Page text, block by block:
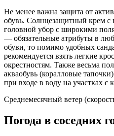
Не менее важна защита от
обувь. Солнцезащитный крем с
головной убор с широкими
— обязательные атрибуты в
обуви, то помимо удобных
рекомендуется взять легкие
окрестностям. Также весьма
акваобувь (коралловые
при входе в воду на участках с
Среднемесячный ветер
Погода в соседних